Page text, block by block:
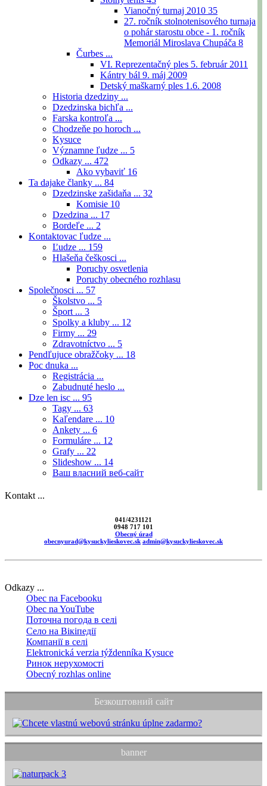
Vianočný turnaj 2010 35
27. ročník stolnotenisového turnaja
o pohár starostu obce - 1. ročník
Memoriál Miroslava Chupáča 8
Čurbes ...
VI. Reprezentačný ples 5. február 2011
Kántry bál 9. máj 2009
Detský maškarný ples 1.6. 2008
Historia dzedziny ...
Dzedzinska bichľa ...
Farska kontroľa ...
Chodzeňe po horoch ...
Kysuce
Významne ľudze ... 5
Odkazy ... 472
Ako vybaviť 16
Ta dajake članky ... 84
Dzedzinske zašidaňa ... 32
Komisie 10
Dzedzina ... 17
Bordeľe ... 2
Kontaktovac ľudze ...
Ľudze ... 159
Hlašeňa češkosci ...
Poruchy osvetlenia
Poruchy obecného rozhlasu
Společnosci ... 57
Školstvo ... 5
Šport ... 3
Spolky a kluby ... 12
Firmy ... 29
Zdravotníctvo ... 5
Pendľujuce obražčoky ... 18
Poc dnuka ...
Registrácia ...
Zabudnuté heslo ...
Dze len isc ... 95
Tagy ... 63
Kaľendare ... 10
Ankety ... 6
Formuláre ... 12
Grafy ... 22
Slideshow ... 14
Ваш власний веб-сайт
Kontakt ...
041/4231121
0948 717 101
Obecný úrad
obecnyurad@kysuckylieskovec.sk admin@kysuckylieskovec.sk
Odkazy ...
Obec na Facebooku
Obec na YouTube
Поточна погода в селі
Село на Вікіпедії
Компанії в селі
Elektronická verzia týždenníka Kysuce
Ринок нерухомості
Obecný rozhlas online
Безкоштовний сайт
banner